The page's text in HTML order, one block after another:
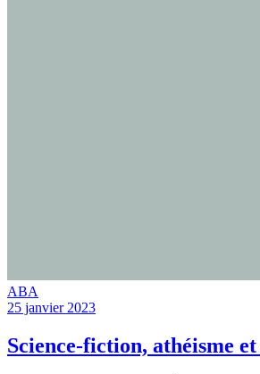
ABA
25 janvier 2023
Science-fiction, athéisme